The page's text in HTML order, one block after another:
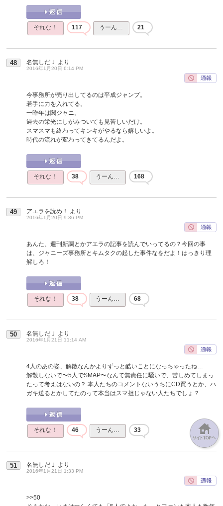
それな！ 117 うーん… 21
48 名無しだＪ より
2016年1月20日 6:14 PM
今事務所が売り出してるのは平成ジャンプ。
若手に力を入れてる。
一昨年は関ジャニ。
過去の栄光にしがみついても見苦しいだけ。
スマスマも終わってキンキがやるなら嬉しいよ。
時代の流れが変わってきてるんだよ。
それな！ 38 うーん… 168
49 アエラを読め！ より
2016年1月20日 9:36 PM
あんた、週刊新調とかアエラの記事を読んでいってるの？今回の事
は、ジャニーズ事務所とキムタクの起した事件なをだよ！はっきり理
解しろ！
それな！ 38 うーん… 68
50 名無しだＪ より
2016年1月21日 11:14 AM
4人のあの姿、解散なんかよりずっと酷いことになっちゃったね…
解散しないで〜5人でSMAP〜なんて無責任に騒いで、苦しめてしまっ
たって考えはないの？ 本人たちのコメントないうちにCD買うとか、ハ
ガキ送るとかしてたのって本当はスマ担じゃない人たちでしょ？
それな！ 46 うーん… 33
51 名無しだＪ より
2016年1月21日 1:33 PM
>>50